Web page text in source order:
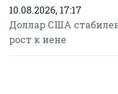
10.08.2026, 17:17
Доллар США
рост к иене